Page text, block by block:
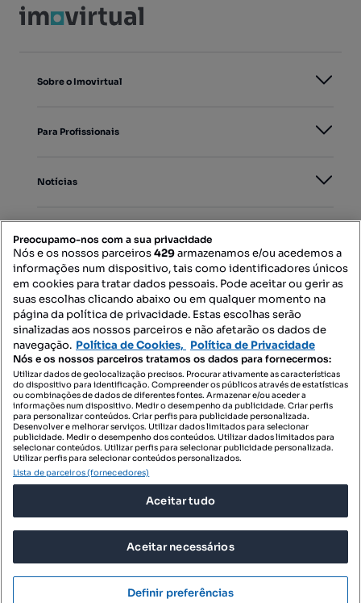
Sobre o Imovirtual
Para Profissionais
Notícias
Mapa do Site
Contacte-nos
SIGA-NOS:
DESCARREGAR NA:
© 2026 Imovirtual.com, OLX Portugal, S.A.
TERMOS DE UTILIZAÇÃO
POLÍTICA DE PRIVACIDADE
Preocupamo-nos com a sua privacidade
Nós e os nossos parceiros429armazenamos e/ou acedemos a
informações num dispositivo, tais como identificadores únicos
em cookies para tratar dados pessoais. Pode aceitar ou gerir as
suas escolhas clicando abaixo ou em qualquer momento na
página da política de privacidade. Estas escolhas serão
sinalizadas aos nossos parceiros e não afetarão os dados de
navegação. Política de Cookies, Política de Privacidade
Nós e os nossos parceiros tratamos os dados para fornecermos:
Utilizar dados de geolocalização precisos. Procurar ativamente as características
do dispositivo para identificação. Compreender os públicos através de estatísticas
ou combinações de dados de diferentes fontes. Armazenar e/ou aceder a
informações num dispositivo. Medir o desempenho da publicidade. Criar perfis
para personalizar conteúdos. Criar perfis para publicidade personalizada.
Desenvolver e melhorar serviços. Utilizar dados limitados para selecionar
publicidade. Medir o desempenho dos conteúdos. Utilizar dados limitados para
selecionar conteúdos. Utilizar perfis para selecionar publicidade personalizada.
Utilizar perfis para selecionar conteúdos personalizados.
Lista de parceiros (fornecedores)
Aceitar tudo
Aceitar necessários
Definir preferências